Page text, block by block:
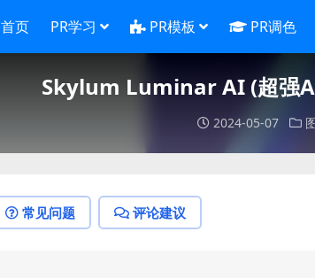
首页 PR学习 PR模板 PR调色
Skylum Luminar AI (超强
2024-05-07
常见问题 评论建议